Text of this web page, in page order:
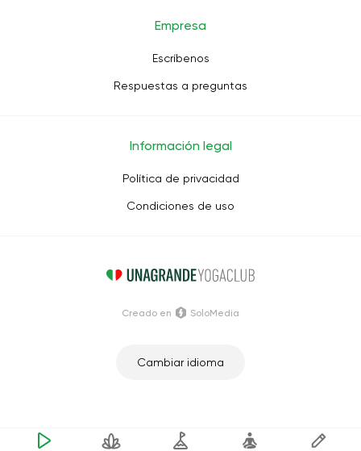
Empresa
Escríbenos
Respuestas a preguntas
Información legal
Política de privacidad
Condiciones de uso
Cambiar idioma
Creado en SoloMedia